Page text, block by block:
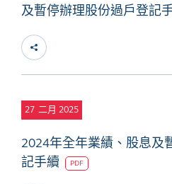
及暫停辦理股份過戶登記
27 二月 2025
2024年全年業績、股息及
記手續
PDF